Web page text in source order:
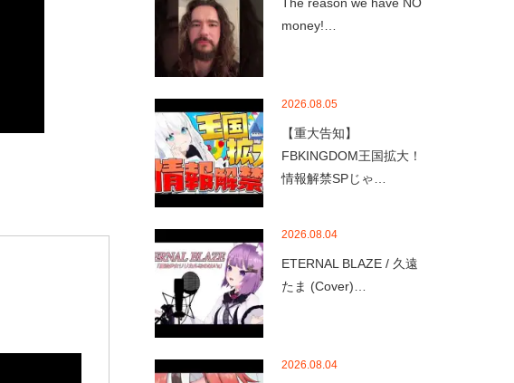
money!…
2026.08.05
【重大告知】
FBKINGDOM王国拡大！
情報解禁SPじゃ…
2026.08.04
ETERNAL BLAZE / 久遠
たま (Cover)…
2026.08.04